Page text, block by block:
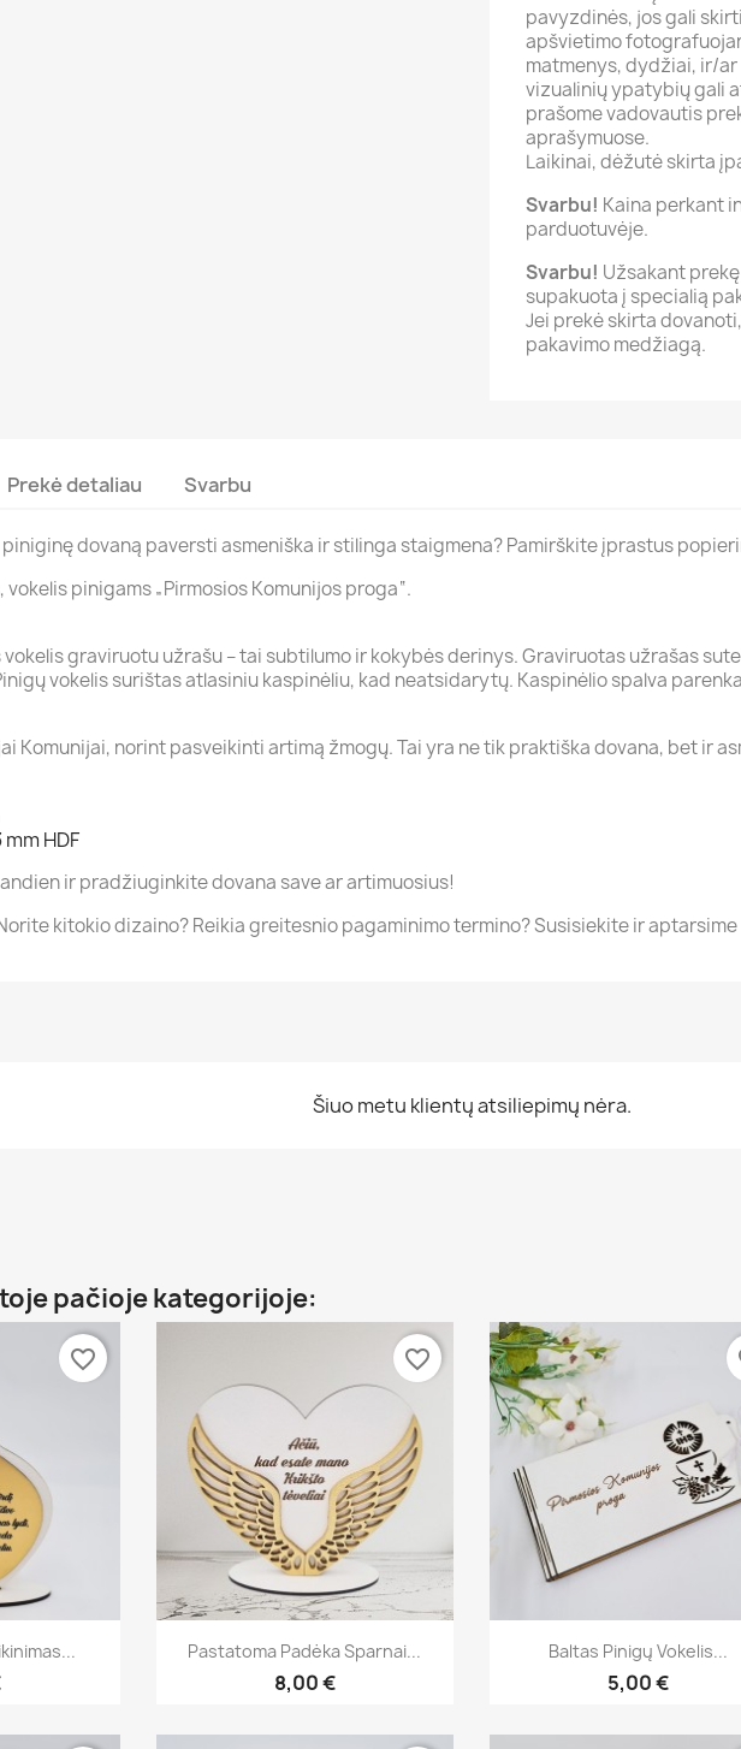
pavyzdinės, jos gali
apšvietimo
matmenys, dydžiai, ir/
vizualinių ypatybių gali
prašome vadovautis
aprašymuose.
Laikinai, dėžutė skirta
Svarbu! Kaina perkant
parduotuvėje.
Svarbu! Užsakant
supakuota į specialią
Jei prekė skirta
pakavimo medžiagą.
Prekė detaliau Svarbu
dovaną paversti asmeniška ir stilinga staigmena? Pamirškite įprastus
pinigams „Pirmosios Komunijos proga“.
vokelis graviruotu užrašu – tai subtilumo ir kokybės derinys. Graviruotas užrašas
vokelis surištas atlasiniu kaspinėliu, kad neatsidarytų. Kaspinėlio spalva
Komunijai, norint pasveikinti artimą žmogų. Tai yra ne tik praktiška dovana, bet ir
HDF
ir pradžiuginkite dovana save ar artimuosius!
kitokio dizaino? Reikia greitesnio pagaminimo termino? Susisiekite ir
Šiuo metu klientų atsiliepimų nėra.
pačioje kategorijoje:
favorite_border
Greita peržiūra
Pastatoma Padėka Sparnai...
8,00 €
favorite_border
Greita peržiūra
Baltas Pinigų Vokelis...
5,00 €